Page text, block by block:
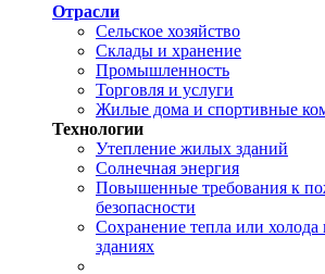
Отрасли
Сельское хозяйство
Склады и хранение
Промышленность
Торговля и услуги
Жилые дома и спортивные
Технологии
Утепление жилых зданий
Солнечная энергия
Повышенные требования к
безопасности
Сохранение тепла или
зданиях